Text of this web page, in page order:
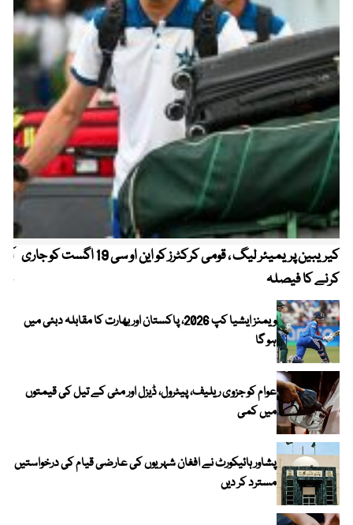
کیریبین پریمیئر لیگ ، قومی کرکٹرز کو این او سی 19 اگست کو جاری
کرنے کا فیصلہ
ویمنز ایشیا کپ 2026، پاکستان اور بھارت کا مقابلہ دبئی میں
ہو گا
عوام کو جزوی ریلیف، پیٹرول، ڈیزل اور مٹی کے تیل کی قیمتوں
میں کمی
پشاور ہائیکورٹ نے افغان شہریوں کی عارضی قیام کی درخواستیں
مسترد کر دیں